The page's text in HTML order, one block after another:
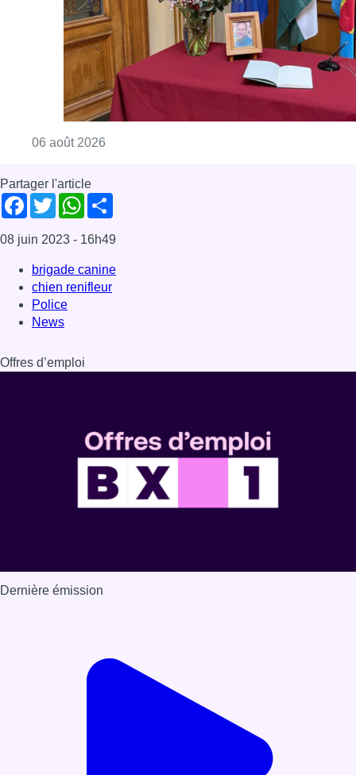
08 juin 2023- 16h49
brigade canine
chien renifleur
News
Offres d’emploi